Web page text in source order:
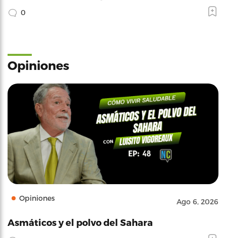
0
Opiniones
Opiniones Ago 6, 2026
Asmáticos y el polvo del Sahara